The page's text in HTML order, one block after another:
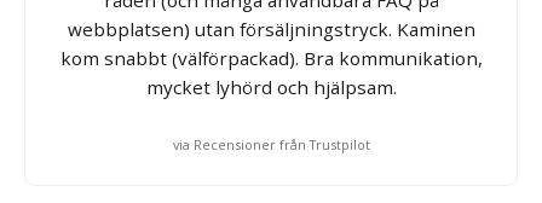
webbplatsen) utan försäljningstryck. Kaminen
kom snabbt (välförpackad). Bra kommunikation,
mycket lyhörd och hjälpsam.
via Recensioner från Trustpilot